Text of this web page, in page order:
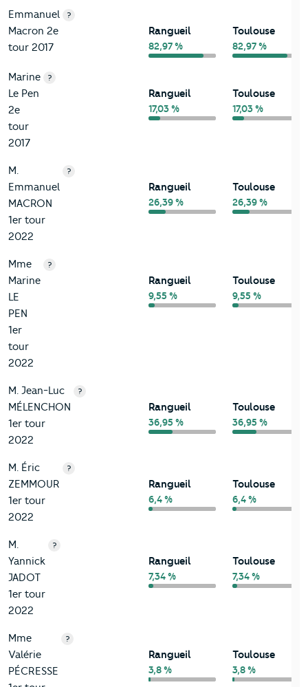
Emmanuel
Macron 2e
tour 2017
?
Rangueil
82,97 %
Toulouse
82,97 %
Marine
Le Pen
2e
tour
2017
?
Rangueil
17,03 %
Toulouse
17,03 %
M.
Emmanuel
MACRON
1er tour
2022
?
Rangueil
26,39 %
Toulouse
26,39 %
Mme
Marine
LE
PEN
1er
tour
2022
?
Rangueil
9,55 %
Toulouse
9,55 %
M. Jean-Luc
MÉLENCHON
1er tour
2022
?
Rangueil
36,95 %
Toulouse
36,95 %
M. Éric
ZEMMOUR
1er tour
2022
?
Rangueil
6,4 %
Toulouse
6,4 %
M.
Yannick
JADOT
1er tour
2022
?
Rangueil
7,34 %
Toulouse
7,34 %
Mme
Valérie
PÉCRESSE
?
Rangueil
3,8 %
Toulouse
3,8 %